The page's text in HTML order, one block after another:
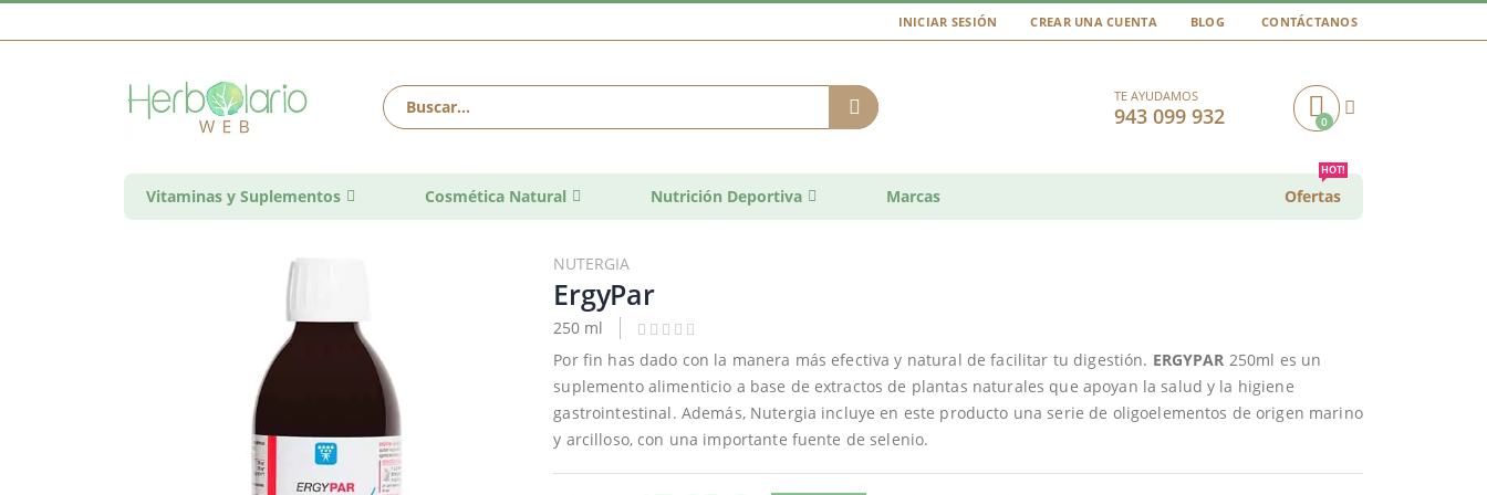
INICIAR SESIÓN CREAR UNA CUENTA BLOG CONTÁCTANOS
TE AYUDAMOS
943 099 932 Cart0
Vitaminas y Suplementos Cosmética Natural Nutrición Deportiva Marcas Ofertas
HOT!
NUTERGIA
ErgyPar
250 ml
Por fin has dado con la manera más efectiva y natural de facilitar tu digestión. ERGYPAR 250ml es un
suplemento alimenticio a base de extractos de plantas naturales que apoyan la salud y la higiene
gastrointestinal. Además, Nutergia incluye en este producto una serie de oligoelementos de origen marino
y arcilloso, con una importante fuente de selenio.